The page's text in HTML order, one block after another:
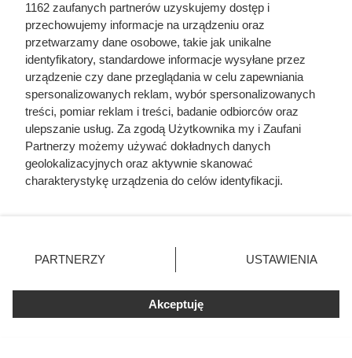
Luksusowa kawa w cenie, jakiej
nie było od bardzo dawna. Klienci
Biedronki zachwyceni
produkt w obniżonej cenie.
1162 zaufanych partnerów uzyskujemy dostęp i
przechowujemy informacje na urządzeniu oraz
przetwarzamy dane osobowe, takie jak unikalne
identyfikatory, standardowe informacje wysyłane przez
urządzenie czy dane przeglądania w celu zapewniania
spersonalizowanych reklam, wybór spersonalizowanych
treści, pomiar reklam i treści, badanie odbiorców oraz
ulepszanie usług. Za zgodą Użytkownika my i Zaufani
Partnerzy możemy używać dokładnych danych
geolokalizacyjnych oraz aktywnie skanować
charakterystykę urządzenia do celów identyfikacji.
zmienić/wycofać klikając przycisk ustawień prywatności
znajdujący się w lewym dolnym rogu strony
rodzaje przetwarzania danych nie wymagają zgody
użytkownika, ale masz prawo sprzeciwić się takiemu
przetwarzaniu. Preferencje będą miały zastosowania tylko
PARTNERZY USTAWIENIA
Akceptuję